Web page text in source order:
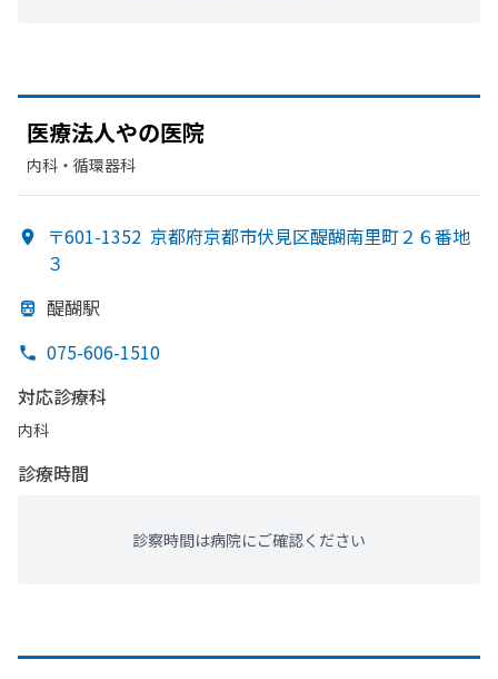
医療法人やの医院
内科・​循環器科
〒601-1352 京都府京都市伏見区醍醐南里町２６番地
３
醍醐駅
075-606-1510
対応診療科
内科
診療時間
診察時間は病院にご確認ください